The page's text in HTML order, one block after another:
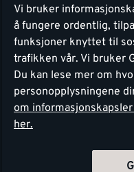
Vi bruker
å fungere ordentlig,
funksjoner knyttet til
trafikken vår. Vi bruker
Du kan lese mer om
personopplysningene
om
her.